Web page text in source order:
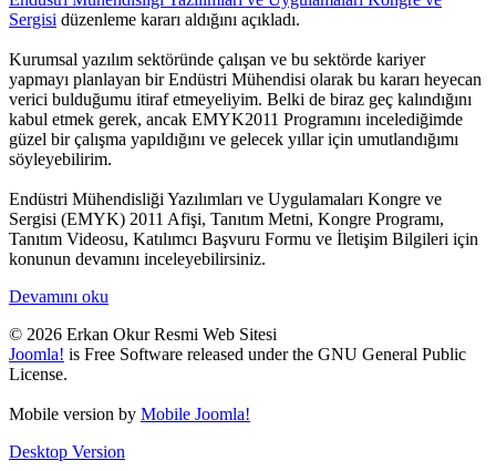
Sergisi düzenleme kararı aldığını açıkladı.
Kurumsal yazılım sektöründe çalışan ve bu sektörde kariyer
yapmayı planlayan bir Endüstri Mühendisi olarak bu kararı heyecan
verici bulduğumu itiraf etmeyeliyim. Belki de biraz geç kalındığını
kabul etmek gerek, ancak EMYK2011 Programını incelediğimde
güzel bir çalışma yapıldığını ve gelecek yıllar için umutlandığımı
söyleyebilirim.
Endüstri Mühendisliği Yazılımları ve Uygulamaları Kongre ve
Sergisi (EMYK) 2011 Afişi, Tanıtım Metni, Kongre Programı,
Tanıtım Videosu, Katılımcı Başvuru Formu ve İletişim Bilgileri için
konunun devamını inceleyebilirsiniz.
Devamını oku
© 2026 Erkan Okur Resmi Web Sitesi
Joomla! is Free Software released under the GNU General Public
License.
Mobile version by Mobile Joomla!
Desktop Version